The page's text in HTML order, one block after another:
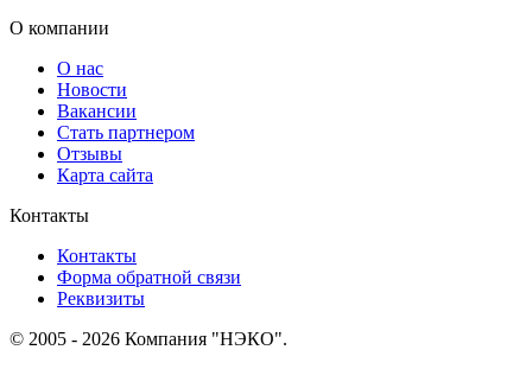
О компании
О нас
Новости
Вакансии
Стать партнером
Отзывы
Карта сайта
Контакты
Контакты
Форма обратной связи
Реквизиты
© 2005 - 2026 Компания "НЭКО".